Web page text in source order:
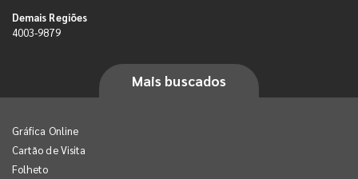
Demais Regiões
4003-9879
Mais buscados
Gráfica Online
Cartão de Visita
Folheto